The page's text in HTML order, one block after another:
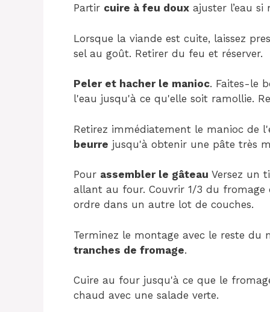
Partir cuire à feu doux ajuster l’eau si
Lorsque la viande est cuite, laissez
sel au goût. Retirer du feu et réserver.
Peler et hacher le manioc. Faites-le
l'eau jusqu'à ce qu'elle soit ramollie.
Retirez immédiatement le manioc de
beurre jusqu'à obtenir une pâte très
Pour assembler le gâteau Versez un
allant au four. Couvrir 1/3 du
ordre dans un autre lot de couches.
Terminez le montage avec le reste du
tranches de fromage.
Cuire au four jusqu'à ce que le
chaud avec une salade verte.